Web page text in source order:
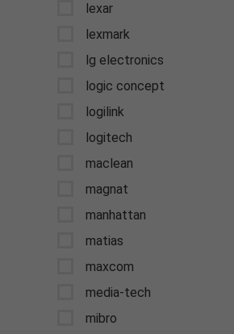
lexar
lexmark
lg electronics
logic concept
logilink
logitech
maclean
magnat
manhattan
matias
maxcom
media-tech
mibro